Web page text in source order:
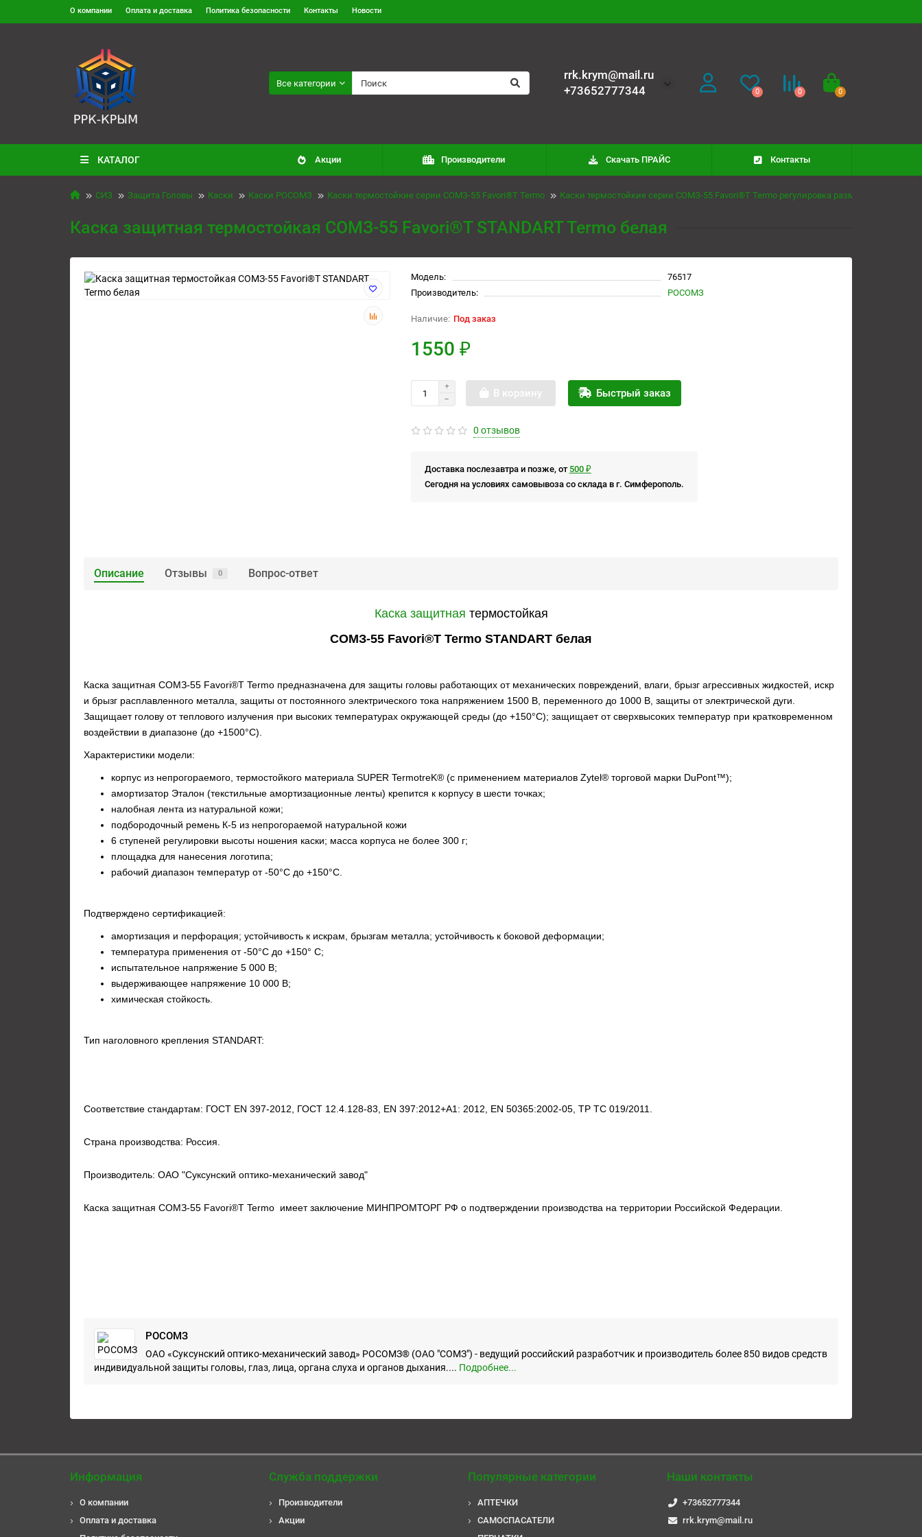
О компании Оплата и доставка Политика безопасности Контакты Новости
Все категории
rrk.krym@mail.ru
+73652777344
0 0 0
КАТАЛОГ Акции Производители Скачать ПРАЙС Контакты
СИЗ Защита Головы Каски Каски РОСОМЗ Каски термостойкие серии СОМЗ-55 Favori®T Termo Каски термостойкие серии СОМЗ-55 Favori®T Termo регулировка размера STANDART
Каска защитная термостойкая СОМЗ-55 Favori®T STANDART Termo белая
Модель:
76517
Производитель:
РОСОМЗ
Под заказ
1550 ₽
В корзину Быстрый заказ
0 отзывов
Доставка послезавтра и позже, от 500 ₽
Сегодня на условиях самовывоза со склада в г. Симферополь.
Описание Отзывы 0 Вопрос-ответ
Каска защитная термостойкая
СОМЗ-55 Favori®T Termo STANDART белая
Каска защитная СОМЗ-55 Favori®T Termo предназначена для защиты головы работающих от механических повреждений, влаги, брызг агрессивных жидкостей, искр
и брызг расплавленного металла, защиты от постоянного электрического тока напряжением 1500 В, переменного до 1000 В, защиты от электрической дуги.
Защищает голову от теплового излучения при высоких температурах окружающей среды (до +150°С); защищает от сверхвысоких температур при кратковременном
воздействии в диапазоне (до +1500°С).
Характеристики модели:
корпус из непрогораемого, термостойкого материала SUPER TermotreK® (с применением материалов Zytel® торговой марки DuPont™);
амортизатор Эталон (текстильные амортизационные ленты) крепится к корпусу в шести точках;
налобная лента из натуральной кожи;
подбородочный ремень К-5 из непрогораемой натуральной кожи
6 ступеней регулировки высоты ношения каски; масса корпуса не более 300 г;
площадка для нанесения логотипа;
рабочий диапазон температур от -50°С до +150°С.
Подтверждено сертификацией:
амортизация и перфорация; устойчивость к искрам, брызгам металла; устойчивость к боковой деформации;
температура применения от-50°С до +150° С;
испытательное напряжение 5 000 В;
выдерживающее напряжение 10 000 В;
химическая стойкость.
Тип наголовного крепления STANDART:
Соответствие стандартам: ГОСТ EN 397-2012, ГОСТ 12.4.128-83, EN 397:2012+A1: 2012, EN 50365:2002-05, ТР ТС 019/2011.
Страна производства: Россия.
Производитель: ОАО "Суксунский оптико-механический завод"
Каска защитная СОМЗ-55 Favori®T Termo имеет заключение МИНПРОМТОРГ РФ о подтверждении производства на территории Российской Федерации.
РОСОМЗ
ОАО «Суксунский оптико-механический завод» РОСОМЗ® (ОАО "СОМЗ") - ведущий российский разработчик и производитель более 850 видов средств
индивидуальной защиты головы, глаз, лица, органа слуха и органов дыхания.... Подробнее...
Информация
О компании
Оплата и доставка
Служба поддержки
Производители
Акции
Популярные категории
АПТЕЧКИ
САМОСПАСАТЕЛИ
Наши контакты
+73652777344
rrk.krym@mail.ru